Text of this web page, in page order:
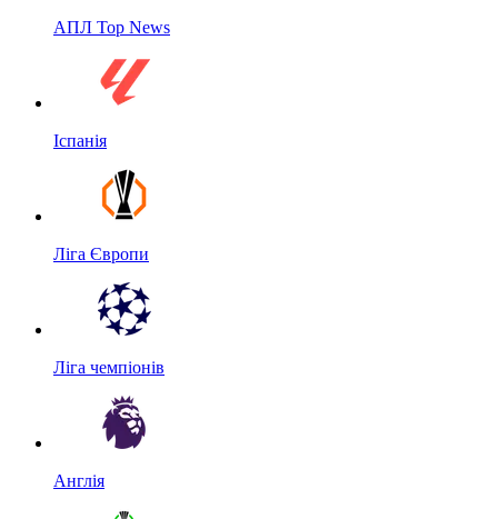
АПЛ Top News
Іспанія
Ліга Європи
Ліга чемпіонів
Англія